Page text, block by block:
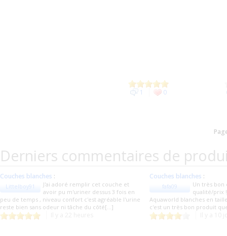
1 0
Derniers commentaires de
Couches blanches :
Littelboy91
J'ai adoré remplir cet couche et
avoir pu m'uriner dessus 3 fois en
peu de temps , niveau confort c'est agréable l'urine
reste bien sans odeur ni tâche du côté[...]
Couches blanches :
fafa09
Un très
qualité/prix
Aquaworld blanches en
c'est un très bon produit